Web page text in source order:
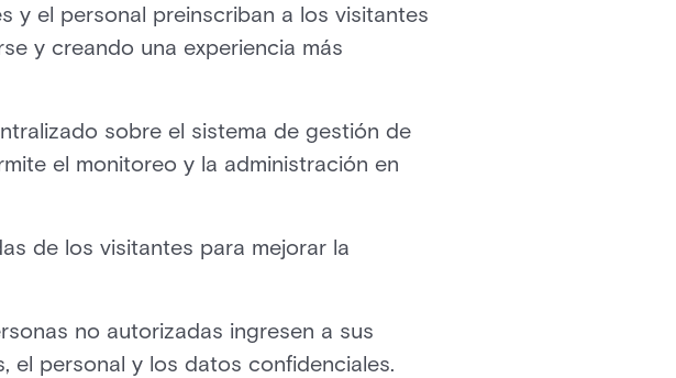
y el personal preinscriban a los visitantes
y creando una experiencia más
sobre el sistema de gestión de
el monitoreo y la administración en
de los visitantes para mejorar la
no autorizadas ingresen a sus
el personal y los datos confidenciales.